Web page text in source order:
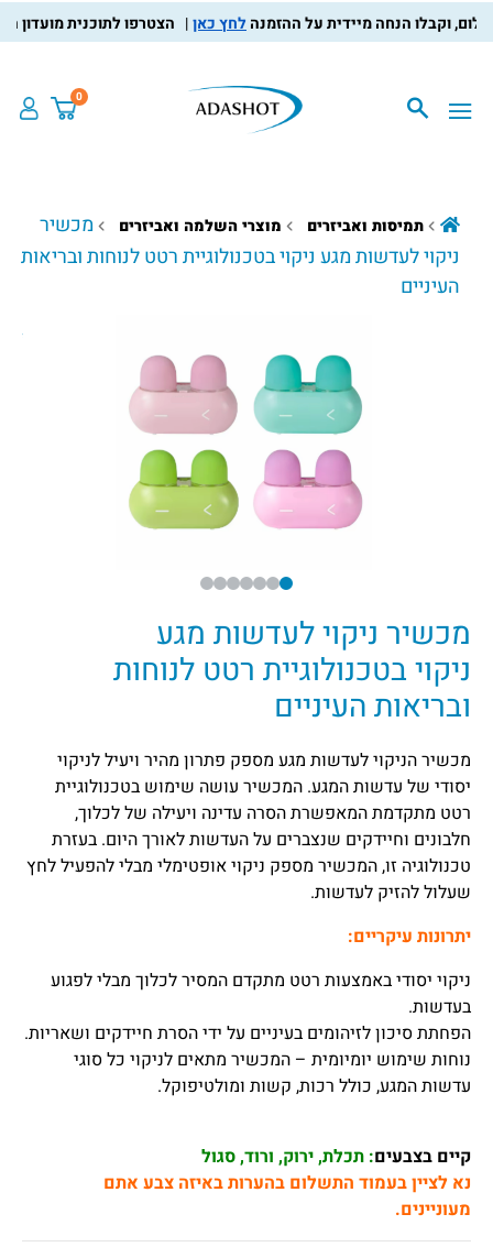
לחץ כאן הצטרפו לתוכנית מועדון
0
תמיסות ואביזרים מוצרי השלמה ואביזרים
מכשיר
ניקוי לעדשות מגע ניקוי בטכנולוגיית רטט לנוחות ובריאות
העיניים
מכשיר ניקוי לעדשות מגע
ניקוי בטכנולוגיית רטט לנוחות
ובריאות העיניים
מכשיר הניקוי לעדשות מגע מספק פתרון מהיר ויעיל לניקוי
יסודי של עדשות המגע. המכשיר עושה שימוש בטכנולוגיית
רטט מתקדמת המאפשרת הסרה עדינה ויעילה של לכלוך,
חלבונים וחיידקים שנצברים על העדשות לאורך היום. בעזרת
טכנולוגיה זו, המכשיר מספק ניקוי אופטימלי מבלי להפעיל לחץ
שעלול להזיק לעדשות.
יתרונות עיקריים:
ניקוי יסודי באמצעות רטט מתקדם המסיר לכלוך מבלי לפגוע
בעדשות.
הפחתת סיכון לזיהומים בעיניים על ידי הסרת חיידקים ושאריות.
נוחות שימוש יומיומית – המכשיר מתאים לניקוי כל סוגי
עדשות המגע, כולל רכות, קשות ומולטיפוקל.
קיים בצבעים: תכלת, ירוק, ורוד, סגול
נא לציין בעמוד התשלום בהערות באיזה צבע אתם
מעוניינים.